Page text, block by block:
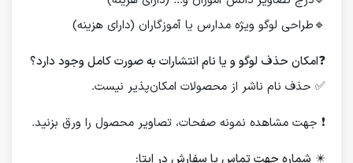
🔹طراحی لوگو ویژه مدارس یا آموزگاران (دارای هزینه)
❓امکان حذف لوگو و یا نام انتشارات به صورت کامل وجود دارد؟
✅ حذف نام ناشر از محصولات امکان‌پذیر نیست.
❗️ جهت مشاهده نمونه صفحات، تصاویر محصول را ورق بزنید.
✴️ شماره جهت تماس یا سفارش در ایتا: